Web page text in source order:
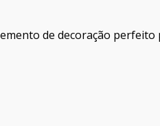
de decoração perfeito